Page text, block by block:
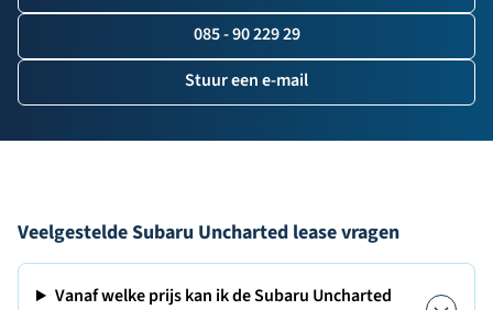
085 - 90 229 29
Stuur een e-mail
Veelgestelde Subaru Uncharted lease vragen
Vanaf welke prijs kan ik de Subaru Uncharted